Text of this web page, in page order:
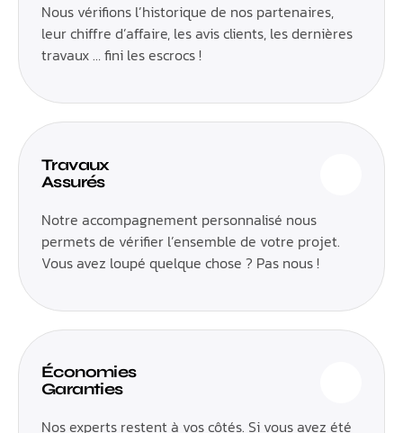
Nous vérifions l’historique de nos partenaires,
leur chiffre d’affaire, les avis clients, les dernières
travaux … fini les escrocs !
Travaux
Assurés
Notre accompagnement personnalisé nous
permets de vérifier l’ensemble de votre projet.
Vous avez loupé quelque chose ? Pas nous !
Économies
Garanties
Nos experts restent à vos côtés. Si vous avez été